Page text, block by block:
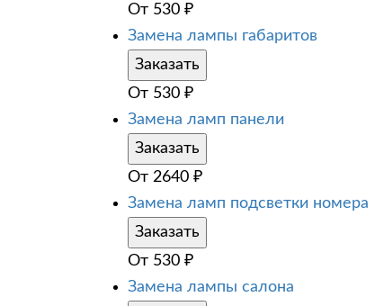
От 530 ₽
Замена лампы габаритов
Заказать
От 530 ₽
Замена ламп панели
Заказать
От 2640 ₽
Замена ламп подсветки номера
Заказать
От 530 ₽
Замена лампы салона